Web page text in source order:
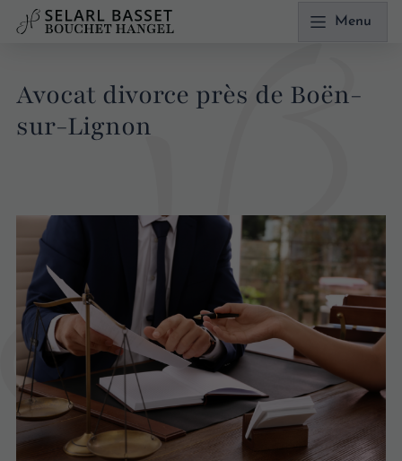
Menu
Avocat divorce près de Boën-
sur-Lignon